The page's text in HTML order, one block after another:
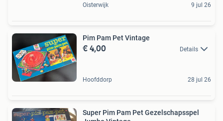
Oisterwijk 9 jul 26
Pim Pam Pet Vintage
€ 4,00 Details
Hoofddorp 28 jul 26
Super Pim Pam Pet Gezelschapsspel